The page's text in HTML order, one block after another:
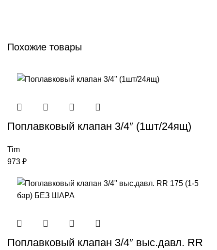
Похожие товары
Поплавковый клапан 3/4″ (1шт/24ящ)
Tim
973 ₽
Поплавковый клапан 3/4″ выс.давл. RR